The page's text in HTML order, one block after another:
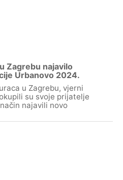
Zagrebu najavilo
Urbanovo 2024.
u Zagrebu, vjerni
su svoje prijatelje
najavili novo